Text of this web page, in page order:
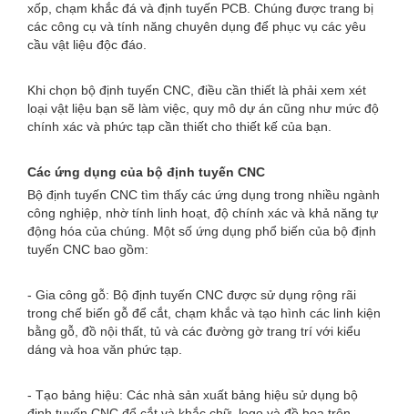
xốp, chạm khắc đá và định tuyến PCB. Chúng được trang bị
các công cụ và tính năng chuyên dụng để phục vụ các yêu
cầu vật liệu độc đáo.
Khi chọn bộ định tuyến CNC, điều cần thiết là phải xem xét
loại vật liệu bạn sẽ làm việc, quy mô dự án cũng như mức độ
chính xác và phức tạp cần thiết cho thiết kế của bạn.
Các ứng dụng của bộ định tuyến CNC
Bộ định tuyến CNC tìm thấy các ứng dụng trong nhiều ngành
công nghiệp, nhờ tính linh hoạt, độ chính xác và khả năng tự
động hóa của chúng. Một số ứng dụng phổ biến của bộ định
tuyến CNC bao gồm:
- Gia công gỗ: Bộ định tuyến CNC được sử dụng rộng rãi
trong chế biến gỗ để cắt, chạm khắc và tạo hình các linh kiện
bằng gỗ, đồ nội thất, tủ và các đường gờ trang trí với kiểu
dáng và hoa văn phức tạp.
- Tạo bảng hiệu: Các nhà sản xuất bảng hiệu sử dụng bộ